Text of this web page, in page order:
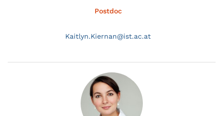
Postdoc
Kaitlyn.Kiernan@ist.ac.at